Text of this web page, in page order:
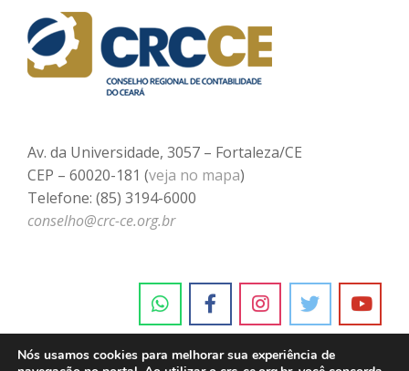
Av. da Universidade, 3057 – Fortaleza/CE
CEP – 60020-181 (veja no mapa)
Telefone: (85) 3194-6000
conselho@crc-ce.org.br
Nós usamos cookies para melhorar sua experiência de